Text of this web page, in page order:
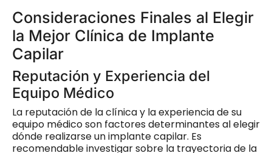
Consideraciones Finales al Elegir
la Mejor Clínica de Implante
Capilar
Reputación y Experiencia del
Equipo Médico
La reputación de la clínica y la experiencia de su
equipo médico son factores determinantes al elegir
dónde realizarse un implante capilar. Es
recomendable investigar sobre la trayectoria de la